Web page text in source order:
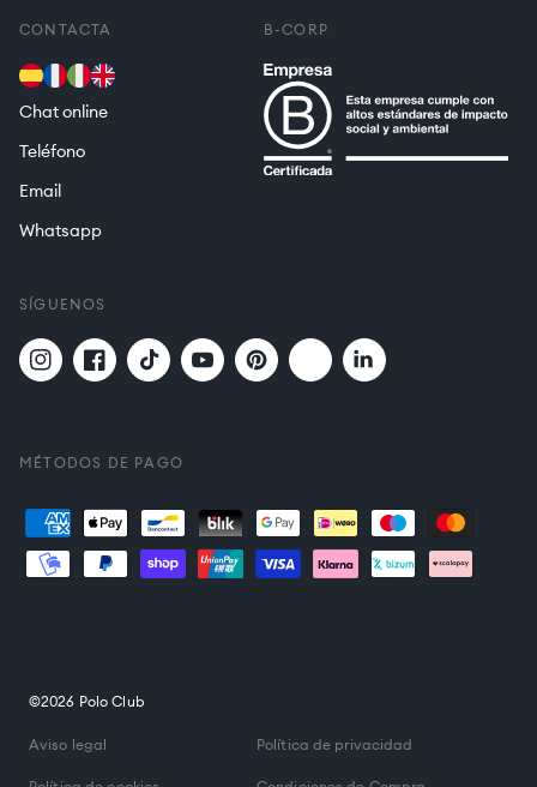
CONTACTA
Chat online
Teléfono
Email
Whatsapp
B-CORP
SÍGUENOS
InstagramFacebookTikTok YouTubePinterest Twitter Translation
MÉTODOS DE PAGO
Formas
de
pago
©2026 Polo Club
Aviso legal Política de privacidad